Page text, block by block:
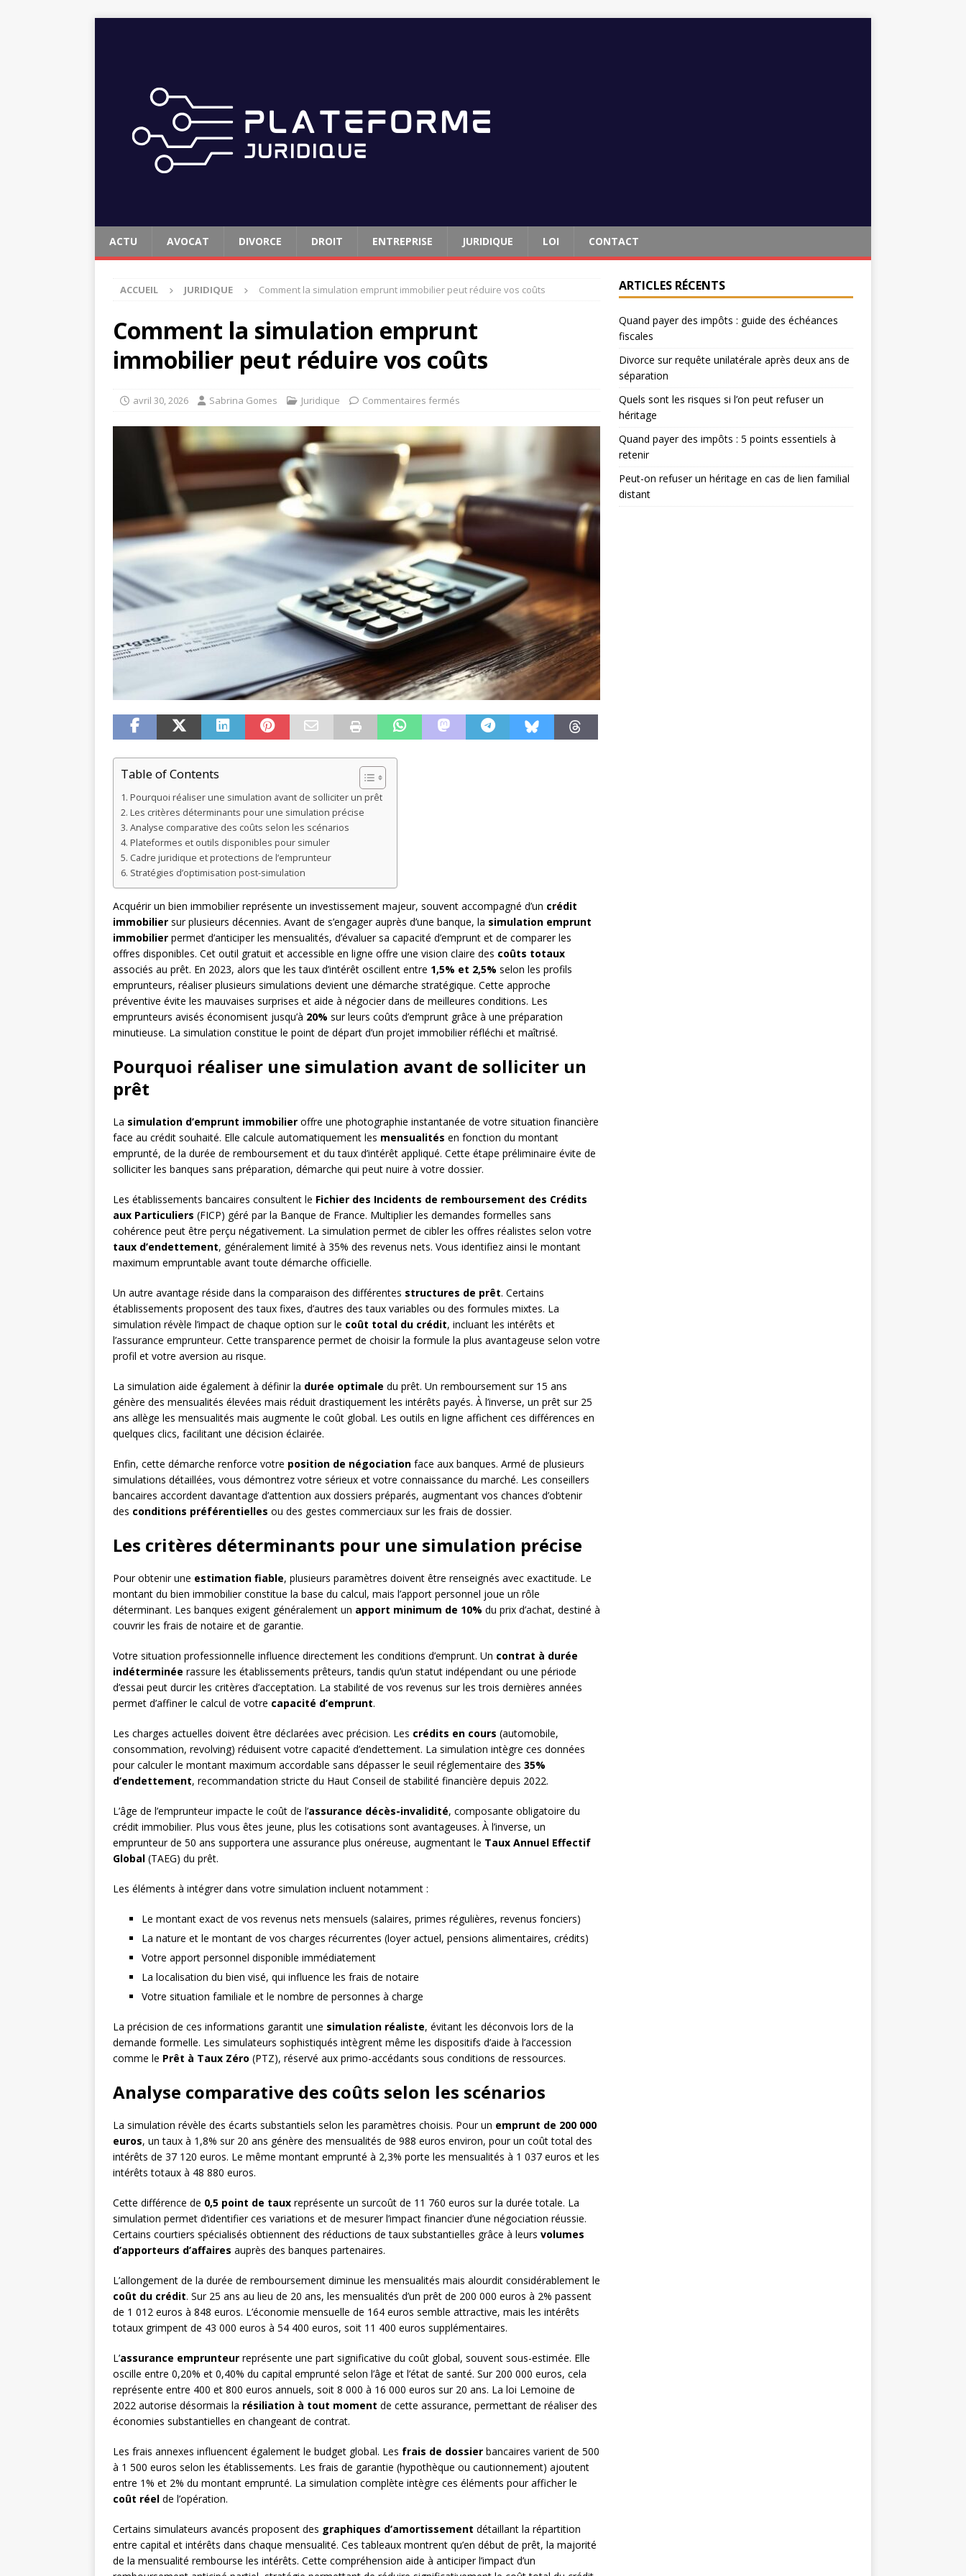
ACTU AVOCAT DIVORCE DROIT ENTREPRISE JURIDIQUE LOI CONTACT
ACCUEIL JURIDIQUE Comment la simulation emprunt immobilier peut réduire vos coûts
Comment la simulation emprunt
immobilier peut réduire vos coûts
avril 30, 2026 Sabrina Gomes Juridique Commentaires fermés
Table of Contents
Pourquoi réaliser une simulation avant de solliciter un prêt
Les critères déterminants pour une simulation précise
Analyse comparative des coûts selon les scénarios
Plateformes et outils disponibles pour simuler
Cadre juridique et protections de l’emprunteur
Stratégies d’optimisation post-simulation
Acquérir un bien immobilier représente un investissement majeur, souvent accompagné d’un crédit
immobilier sur plusieurs décennies. Avant de s’engager auprès d’une banque, la simulation emprunt
immobilier permet d’anticiper les mensualités, d’évaluer sa capacité d’emprunt et de comparer les
offres disponibles. Cet outil gratuit et accessible en ligne offre une vision claire des coûts totaux
associés au prêt. En 2023, alors que les taux d’intérêt oscillent entre 1,5% et 2,5% selon les profils
emprunteurs, réaliser plusieurs simulations devient une démarche stratégique. Cette approche
préventive évite les mauvaises surprises et aide à négocier dans de meilleures conditions. Les
emprunteurs avisés économisent jusqu’à 20% sur leurs coûts d’emprunt grâce à une préparation
minutieuse. La simulation constitue le point de départ d’un projet immobilier réfléchi et maîtrisé.
Pourquoi réaliser une simulation avant de solliciter un
prêt
La simulation d’emprunt immobilier offre une photographie instantanée de votre situation financière
face au crédit souhaité. Elle calcule automatiquement les mensualités en fonction du montant
emprunté, de la durée de remboursement et du taux d’intérêt appliqué. Cette étape préliminaire évite de
solliciter les banques sans préparation, démarche qui peut nuire à votre dossier.
Les établissements bancaires consultent le Fichier des Incidents de remboursement des Crédits
aux Particuliers (FICP) géré par la Banque de France. Multiplier les demandes formelles sans
cohérence peut être perçu négativement. La simulation permet de cibler les offres réalistes selon votre
taux d’endettement, généralement limité à 35% des revenus nets. Vous identifiez ainsi le montant
maximum empruntable avant toute démarche officielle.
Un autre avantage réside dans la comparaison des différentes structures de prêt. Certains
établissements proposent des taux fixes, d’autres des taux variables ou des formules mixtes. La
simulation révèle l’impact de chaque option sur le coût total du crédit, incluant les intérêts et
l’assurance emprunteur. Cette transparence permet de choisir la formule la plus avantageuse selon votre
profil et votre aversion au risque.
La simulation aide également à définir la durée optimale du prêt. Un remboursement sur 15 ans
génère des mensualités élevées mais réduit drastiquement les intérêts payés. À l’inverse, un prêt sur 25
ans allège les mensualités mais augmente le coût global. Les outils en ligne affichent ces différences en
quelques clics, facilitant une décision éclairée.
Enfin, cette démarche renforce votre position de négociation face aux banques. Armé de plusieurs
simulations détaillées, vous démontrez votre sérieux et votre connaissance du marché. Les conseillers
bancaires accordent davantage d’attention aux dossiers préparés, augmentant vos chances d’obtenir
des conditions préférentielles ou des gestes commerciaux sur les frais de dossier.
Les critères déterminants pour une simulation précise
Pour obtenir une estimation fiable, plusieurs paramètres doivent être renseignés avec exactitude. Le
montant du bien immobilier constitue la base du calcul, mais l’apport personnel joue un rôle
déterminant. Les banques exigent généralement un apport minimum de 10% du prix d’achat, destiné à
couvrir les frais de notaire et de garantie.
Votre situation professionnelle influence directement les conditions d’emprunt. Un contrat à durée
indéterminée rassure les établissements prêteurs, tandis qu’un statut indépendant ou une période
d’essai peut durcir les critères d’acceptation. La stabilité de vos revenus sur les trois dernières années
permet d’affiner le calcul de votre capacité d’emprunt.
Les charges actuelles doivent être déclarées avec précision. Les crédits en cours (automobile,
consommation, revolving) réduisent votre capacité d’endettement. La simulation intègre ces données
pour calculer le montant maximum accordable sans dépasser le seuil réglementaire des 35%
d’endettement, recommandation stricte du Haut Conseil de stabilité financière depuis 2022.
L’âge de l’emprunteur impacte le coût de l’assurance décès-invalidité, composante obligatoire du
crédit immobilier. Plus vous êtes jeune, plus les cotisations sont avantageuses. À l’inverse, un
emprunteur de 50 ans supportera une assurance plus onéreuse, augmentant le Taux Annuel Effectif
Global (TAEG) du prêt.
Les éléments à intégrer dans votre simulation incluent notamment :
Le montant exact de vos revenus nets mensuels (salaires, primes régulières, revenus fonciers)
La nature et le montant de vos charges récurrentes (loyer actuel, pensions alimentaires, crédits)
Votre apport personnel disponible immédiatement
La localisation du bien visé, qui influence les frais de notaire
Votre situation familiale et le nombre de personnes à charge
La précision de ces informations garantit une simulation réaliste, évitant les déconvois lors de la
demande formelle. Les simulateurs sophistiqués intègrent même les dispositifs d’aide à l’accession
comme le Prêt à Taux Zéro (PTZ), réservé aux primo-accédants sous conditions de ressources.
Analyse comparative des coûts selon les scénarios
La simulation révèle des écarts substantiels selon les paramètres choisis. Pour un emprunt de 200 000
euros, un taux à 1,8% sur 20 ans génère des mensualités de 988 euros environ, pour un coût total des
intérêts de 37 120 euros. Le même montant emprunté à 2,3% porte les mensualités à 1 037 euros et les
intérêts totaux à 48 880 euros.
Cette différence de 0,5 point de taux représente un surcoût de 11 760 euros sur la durée totale. La
simulation permet d’identifier ces variations et de mesurer l’impact financier d’une négociation réussie.
Certains courtiers spécialisés obtiennent des réductions de taux substantielles grâce à leurs volumes
d’apporteurs d’affaires auprès des banques partenaires.
L’allongement de la durée de remboursement diminue les mensualités mais alourdit considérablement le
coût du crédit. Sur 25 ans au lieu de 20 ans, les mensualités d’un prêt de 200 000 euros à 2% passent
de 1 012 euros à 848 euros. L’économie mensuelle de 164 euros semble attractive, mais les intérêts
totaux grimpent de 43 000 euros à 54 400 euros, soit 11 400 euros supplémentaires.
L’assurance emprunteur représente une part significative du coût global, souvent sous-estimée. Elle
oscille entre 0,20% et 0,40% du capital emprunté selon l’âge et l’état de santé. Sur 200 000 euros, cela
représente entre 400 et 800 euros annuels, soit 8 000 à 16 000 euros sur 20 ans. La loi Lemoine de
2022 autorise désormais la résiliation à tout moment de cette assurance, permettant de réaliser des
économies substantielles en changeant de contrat.
Les frais annexes influencent également le budget global. Les frais de dossier bancaires varient de 500
à 1 500 euros selon les établissements. Les frais de garantie (hypothèque ou cautionnement) ajoutent
entre 1% et 2% du montant emprunté. La simulation complète intègre ces éléments pour afficher le
coût réel de l’opération.
Certains simulateurs avancés proposent des graphiques d’amortissement détaillant la répartition
entre capital et intérêts dans chaque mensualité. Ces tableaux montrent qu’en début de prêt, la majorité
de la mensualité rembourse les intérêts. Cette compréhension aide à anticiper l’impact d’un
ARTICLES RÉCENTS
Quand payer des impôts : guide des échéances
fiscales
Divorce sur requête unilatérale après deux ans de
séparation
Quels sont les risques si l’on peut refuser un
héritage
Quand payer des impôts : 5 points essentiels à
retenir
Peut-on refuser un héritage en cas de lien familial
distant